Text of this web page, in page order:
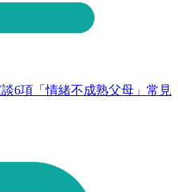
6項「情緒不成熟父母」常見